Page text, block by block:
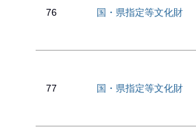
76 国・県指定等文化財
77 国・県指定等文化財